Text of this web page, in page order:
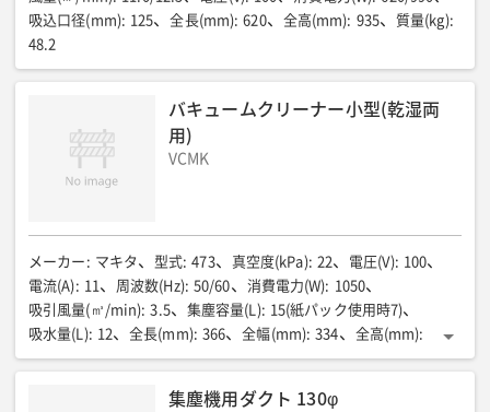
吸込口径(mm): 125 全長(mm): 620 全高(mm): 935 質量(kg):
48.2
バキュームクリーナー小型(乾湿両
用)
VCMK
メーカー : マキタ 型式: 473 真空度(kPa): 22 電圧(V): 100
電流(A): 11 周波数(Hz): 50/60 消費電力(W): 1050
吸引風量(㎥/min): 3.5 集塵容量(L): 15(紙パック使用時7)
吸水量(L): 12 全長(mm): 366 全幅(mm): 334 全高(mm):
420
質量(kg): 8.2
集塵機用ダクト 130φ